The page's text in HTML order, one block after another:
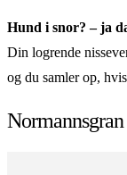
Hund i snor? – ja
Din logrende
og du samler op,
Normannsgran